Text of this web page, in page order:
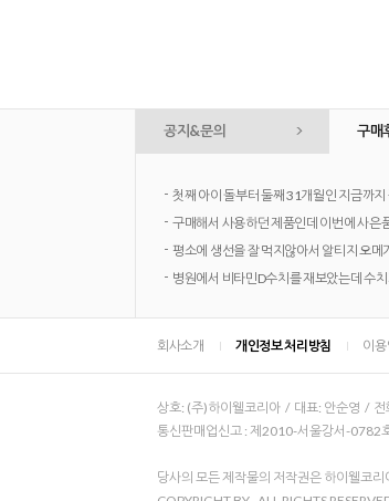
공지&문의 구매
- 첫째 아이 돌부터 둘째 31개월인 지금까지
- 구매해서 사용하던 제품인데 이번에 사은
- 평소에 생선을 잘 먹지않아서 알티지 오메
- 병원에서 비타민D수치를 재보았는데 수
회사소개 개인정보 처리방침 이
상호: (주)하이웰코리아 / 대표: 안순영 /
통신판매업신고 : 제2010-서울강서-0782
당사의 모든 제작물의 저작권은 하이웰코